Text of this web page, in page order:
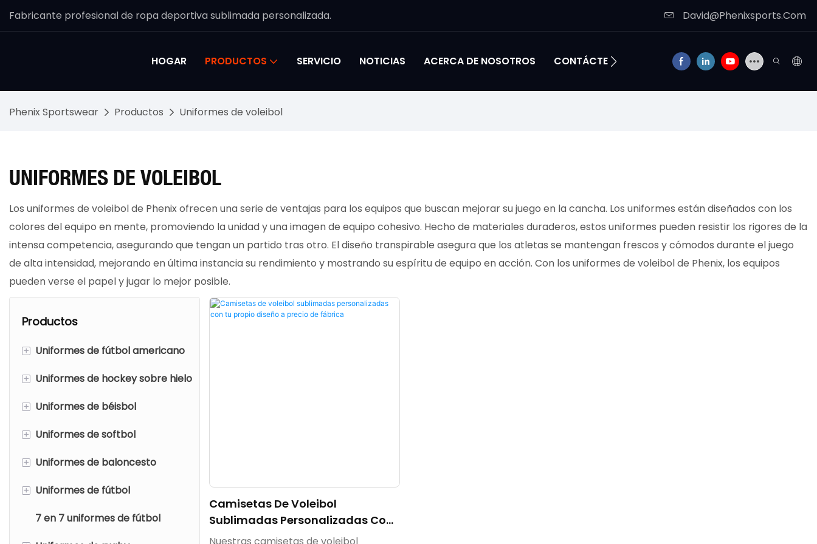
Fabricante profesional de ropa deportiva sublimada personalizada. David@Phenixsports.Com
HOGAR PRODUCTOS SERVICIO NOTICIAS ACERCA DE NOSOTROS CONTÁCTENOS
Phenix Sportswear Productos Uniformes de voleibol
UNIFORMES DE VOLEIBOL
Los uniformes de voleibol de Phenix ofrecen una serie de ventajas para los equipos que buscan mejorar su juego en la cancha. Los uniformes están diseñados con los
colores del equipo en mente, promoviendo la unidad y una imagen de equipo cohesivo. Hecho de materiales duraderos, estos uniformes pueden resistir los rigores de la
intensa competencia, asegurando que tengan un partido tras otro. El diseño transpirable asegura que los atletas se mantengan frescos y cómodos durante el juego
de alta intensidad, mejorando en última instancia su rendimiento y mostrando su espíritu de equipo en acción. Con los uniformes de voleibol de Phenix, los equipos
pueden verse el papel y jugar lo mejor posible.
Productos
+ Uniformes de fútbol americano
Camisetas de fútbol
americano de malla
+ Uniformes de hockey sobre hielo
Camisetas de hockey sobre
hockey sobre hielo
+ Uniformes de béisbol
Camisetas de béisbol
Pantalones de
+ Uniformes de softbol
Camisetas de softbol
Pantalones de
+ Uniformes de baloncesto
camisetas de baloncesto
Pantalones cortos de
+ Uniformes de fútbol
Camisetas de fútbol
7 en 7 uniformes de fútbol
Camisetas De Voleibol
Sublimadas Personalizadas Con
Tu Propio Diseño A Precio De